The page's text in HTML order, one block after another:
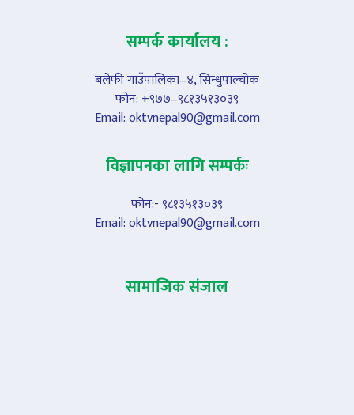
सम्पर्क कार्यालय :
बलेफी गाउँपालिका–४, सिन्धुपाल्चोक
फोन: +९७७–९८१३५१३०३९
Email:oktvnepal90@gmail.com
विज्ञापनका लागि सम्पर्कः
फोन:- ९८१३५१३०३९
Email:oktvnepal90@gmail.com
सामाजिक संजाल